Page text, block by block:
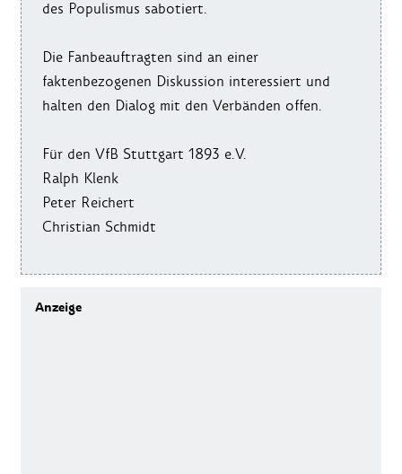
des Populismus sabotiert.
Die Fanbeauftragten sind an einer
faktenbezogenen Diskussion interessiert und
halten den Dialog mit den Verbänden offen.
Für den VfB Stuttgart 1893 e.V.
Ralph Klenk
Peter Reichert
Christian Schmidt